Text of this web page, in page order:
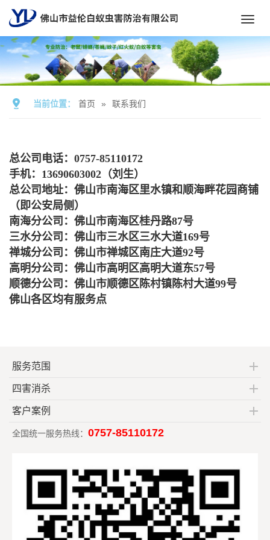
当前位置： 首页 » 联系我们
总公司电话：0757-85110172
手机：13690603002（刘生）
总公司地址：佛山市南海区里水镇和顺海畔花园商铺
（即公安局侧）
南海分公司：佛山市南海区桂丹路87号
三水分公司：佛山市三水区三水大道169号
禅城分公司：佛山市禅城区南庄大道92号
高明分公司：佛山市高明区高明大道东57号
顺德分公司：佛山市顺德区陈村镇陈村大道99号
佛山各区均有服务点
服务范围
四害消杀
客户案例
全国统一服务热线： 0757-85110172